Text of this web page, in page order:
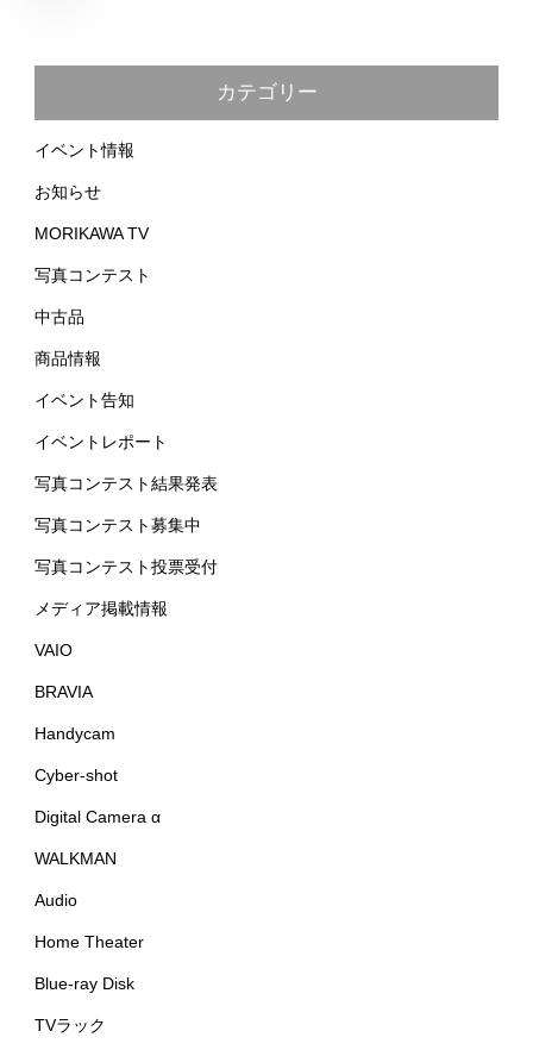
カテゴリー
イベント情報
お知らせ
MORIKAWA TV
写真コンテスト
中古品
商品情報
イベント告知
イベントレポート
写真コンテスト結果発表
写真コンテスト募集中
写真コンテスト投票受付
メディア掲載情報
VAIO
BRAVIA
Handycam
Cyber-shot
Digital Camera α
WALKMAN
Audio
Home Theater
Blue-ray Disk
TVラック